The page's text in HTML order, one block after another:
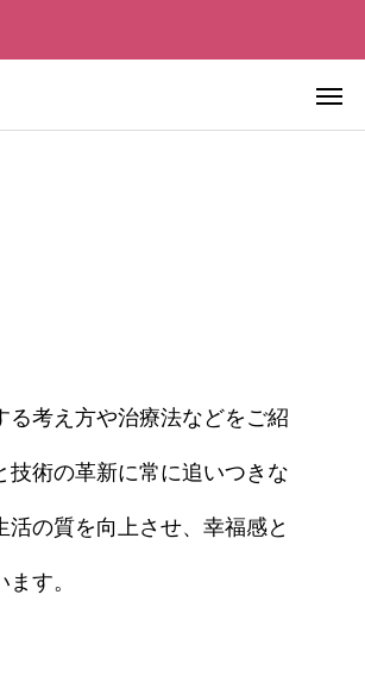
先進美容皮膚医療
先進美容皮膚医療
熱破壊式レーザー脱毛
液を浄化すれば老化は止まるの
？ ― 血液浄化療法の仕組み・
考え方や治療法などをご紹
術の革新に常に追いつきな
の質を向上させ、幸福感と
す。